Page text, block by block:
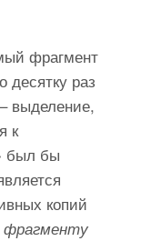
фрагмент
десятку раз
выделение,
к
был бы
копий
фрагменту